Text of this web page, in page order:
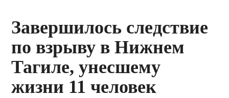
Завершилось следствие
по взрыву в Нижнем
Тагиле, унесшему
жизни 11 человек